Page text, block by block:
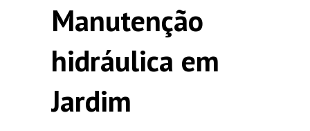
Manutenção
hidráulica em
Jardim